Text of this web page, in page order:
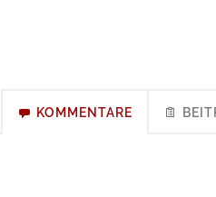
KOMMENTARE